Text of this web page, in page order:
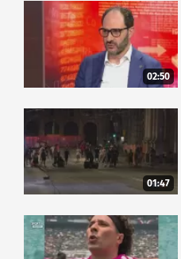
02:50
01:47